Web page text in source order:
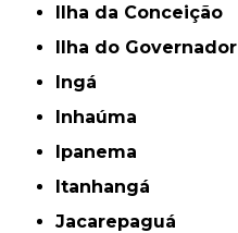
Ilha da Conceição
Ilha do Governador
Ingá
Inhaúma
Ipanema
Itanhangá
Jacarepaguá